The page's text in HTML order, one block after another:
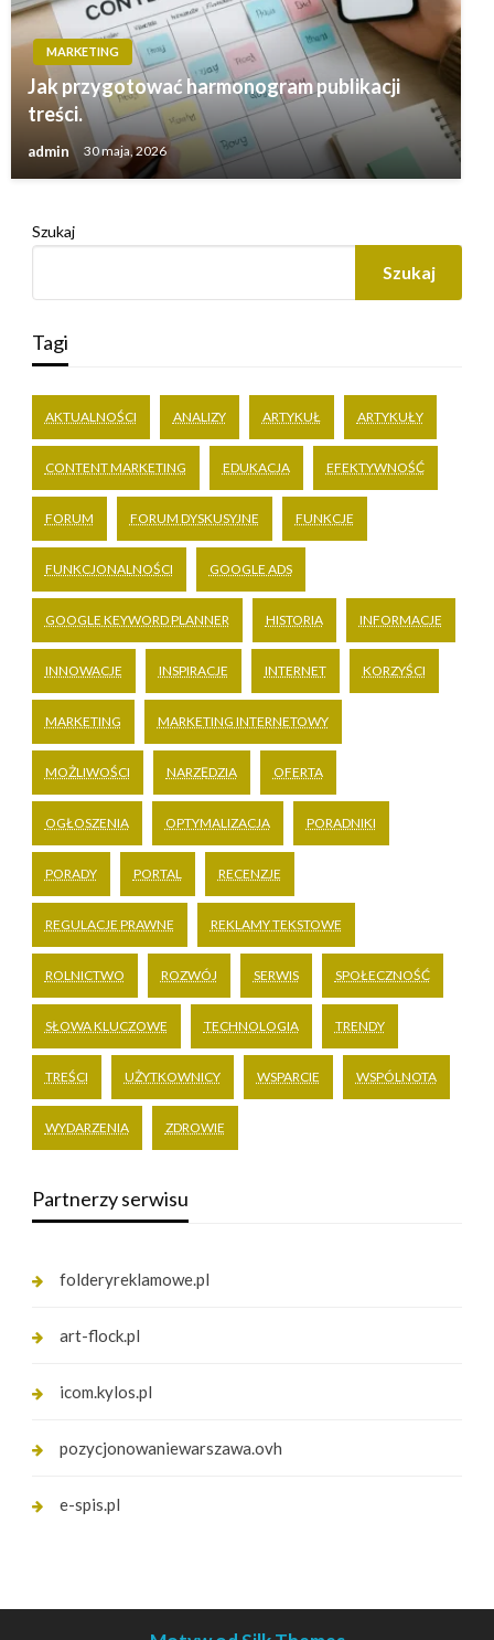
MARKETING
Jak przygotować harmonogram publikacji
treści.
admin 30 maja, 2026
Szukaj
Szukaj
Tagi
AKTUALNOŚCI ANALIZY ARTYKUŁ ARTYKUŁY
CONTENT MARKETING EDUKACJA EFEKTYWNOŚĆ
FORUM FORUM DYSKUSYJNE FUNKCJE
FUNKCJONALNOŚCI GOOGLE ADS
GOOGLE KEYWORD PLANNER HISTORIA INFORMACJE
INNOWACJE INSPIRACJE INTERNET KORZYŚCI
MARKETING MARKETING INTERNETOWY
MOŻLIWOŚCI NARZĘDZIA OFERTA
OGŁOSZENIA OPTYMALIZACJA PORADNIKI
PORADY PORTAL RECENZJE
REGULACJE PRAWNE REKLAMY TEKSTOWE
ROLNICTWO ROZWÓJ SERWIS SPOŁECZNOŚĆ
SŁOWA KLUCZOWE TECHNOLOGIA TRENDY
TREŚCI UŻYTKOWNICY WSPARCIE WSPÓLNOTA
WYDARZENIA ZDROWIE
Partnerzy serwisu
folderyreklamowe.pl
art-flock.pl
icom.kylos.pl
pozycjonowaniewarszawa.ovh
e-spis.pl